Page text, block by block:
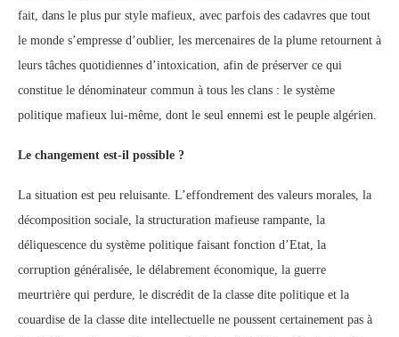
fait, dans le plus pur style mafieux, avec parfois des cadavres que tout
le monde s’empresse d’oublier, les mercenaires de la plume retournent à
leurs tâches quotidiennes d’intoxication, afin de préserver ce qui
constitue le dénominateur commun à tous les clans : le système
politique mafieux lui-même, dont le seul ennemi est le peuple algérien.
Le changement est-il possible ?
La situation est peu reluisante. L’effondrement des valeurs morales, la
décomposition sociale, la structuration mafieuse rampante, la
déliquescence du système politique faisant fonction d’Etat, la
corruption généralisée, le délabrement économique, la guerre
meurtrière qui perdure, le discrédit de la classe dite politique et la
couardise de la classe dite intellectuelle ne poussent certainement pas à